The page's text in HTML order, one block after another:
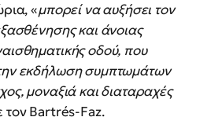
«μπορεί να αυξήσει τον
και άνοιας
οδού, που
εκδήλωση συμπτωμάτων
μοναξιά και διαταραχές
Bartrés-Faz.